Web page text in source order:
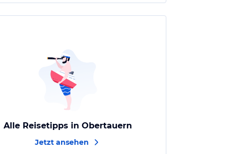
Alle Reisetipps in Obertauern
Jetzt ansehen